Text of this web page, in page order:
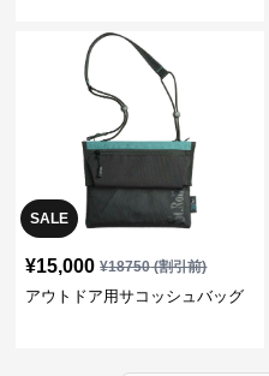
SALE
¥15,000 ¥18750(割引前)
アウトドア用サコッシュバッグ